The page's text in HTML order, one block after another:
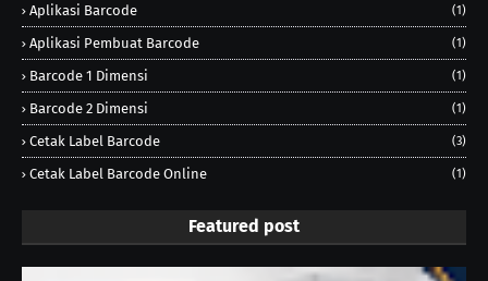
Aplikasi Barcode (1)
Aplikasi Pembuat Barcode (1)
Barcode 1 Dimensi (1)
Barcode 2 Dimensi (1)
Cetak Label Barcode (3)
Cetak Label Barcode Online (1)
Featured post